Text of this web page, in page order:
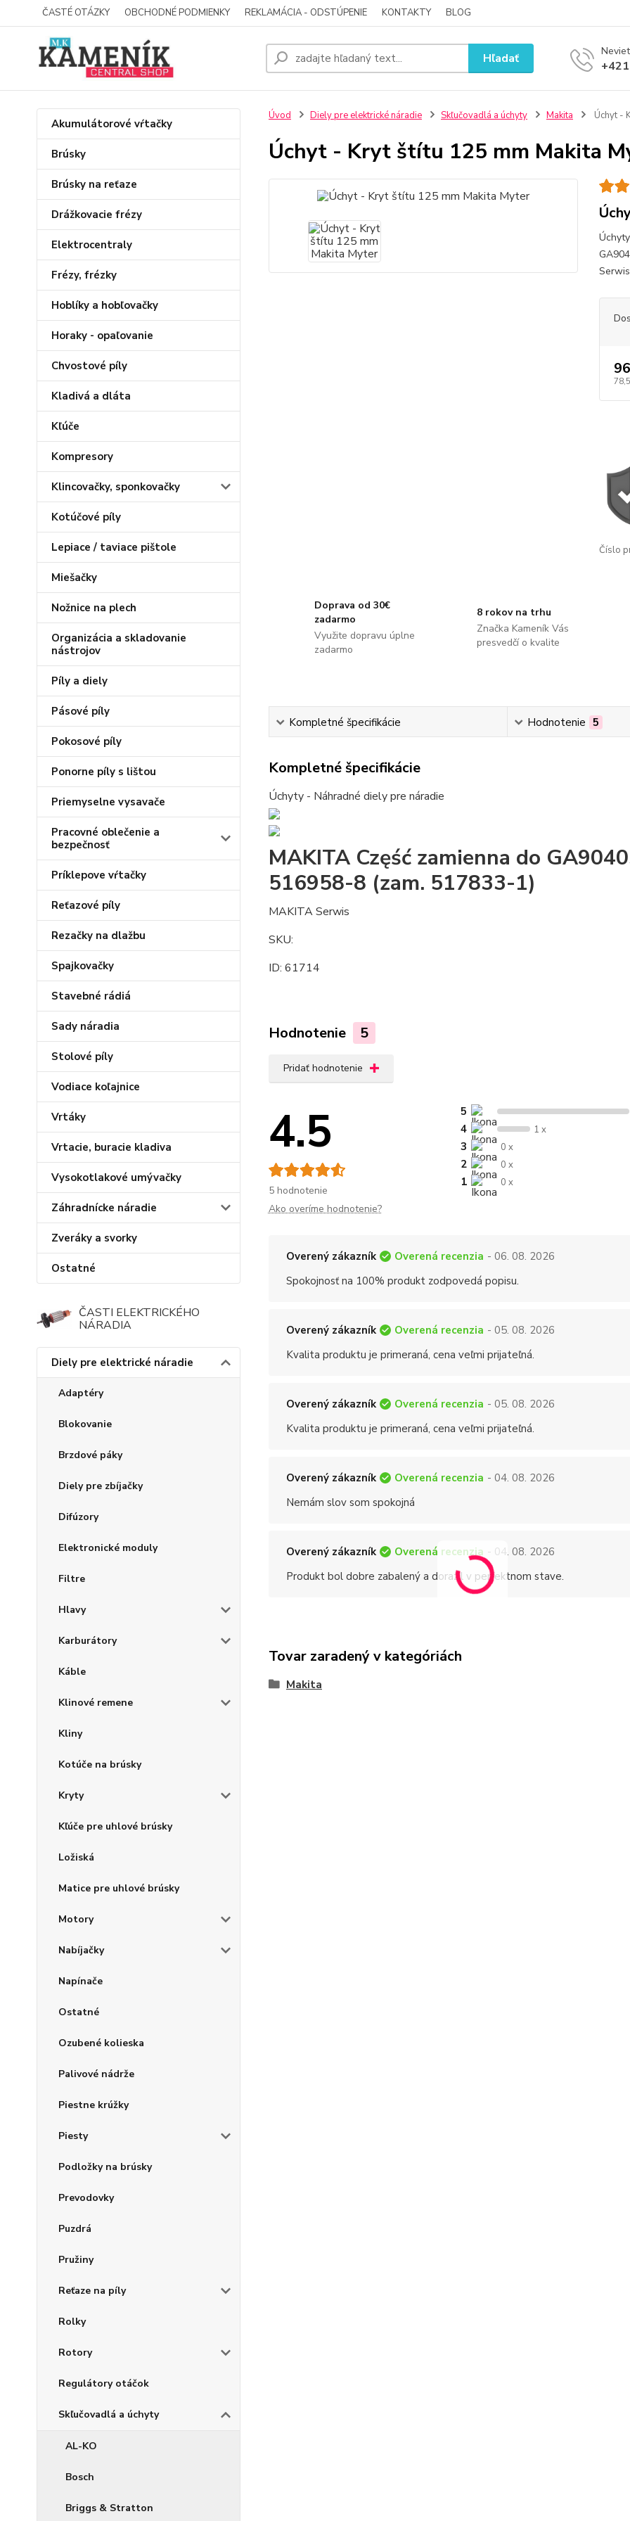
ČASTÉ OTÁZKY OBCHODNÉ PODMIENKY REKLAMÁCIA - ODSTÚPENIE KONTAKTY BLOG
Hľadať
Akumulátorové vŕtačky
Brúsky
Brúsky na reťaze
Drážkovacie frézy
Elektrocentraly
Frézy, frézky
Hoblíky a hobľovačky
Horaky - opaľovanie
Chvostové píly
Kladivá a dláta
Kľúče
Kompresory
Klincovačky, sponkovačky
Kotúčové píly
Lepiace / taviace pištole
Miešačky
Nožnice na plech
Organizácia a skladovanie
nástrojov
Píly a diely
Pásové píly
Pokosové píly
Ponorne píly s lištou
Priemyselne vysavače
Pracovné oblečenie a
bezpečnosť
Príklepove vŕtačky
Reťazové píly
Rezačky na dlažbu
Spajkovačky
Stavebné rádiá
Sady náradia
Stolové píly
Vodiace koľajnice
Vrtáky
Vrtacie, buracie kladiva
Vysokotlakové umývačky
Záhradnícke náradie
Zveráky a svorky
Ostatné
ČASTI ELEKTRICKÉHO
NÁRADIA
Diely pre elektrické náradie
Adaptéry
Blokovanie
Brzdové páky
Diely pre zbíjačky
Difúzory
Elektronické moduly
Filtre
Hlavy
Karburátory
Káble
Klinové remene
Kliny
Kotúče na brúsky
Kryty
Kľúče pre uhlové brúsky
Ložiská
Matice pre uhlové brúsky
Motory
Nabíjačky
Napínače
Ostatné
Ozubené kolieska
Palivové nádrže
Piestne krúžky
Piesty
Podložky na brúsky
Prevodovky
Puzdrá
Pružiny
Reťaze na píly
Rolky
Rotory
Regulátory otáčok
Skľučovadlá a úchyty
AL-KO
Bosch
Briggs & Stratton
Úvod Diely pre elektrické náradie Skľučovadlá a úchyty Makita Úchyt -
Úchyt - Kryt štítu 125 mm Makita
Číslo
Doprava od 30€
zadarmo
Využite dopravu úplne
zadarmo
8 rokov na trhu
Značka Kameník Vás
presvedčí o kvalite
Kompletné špecifikácie Hodnotenie 5
Kompletné špecifikácie
Úchyty - Náhradné diely pre náradie
MAKITA Część zamienna do
516958-8 (zam. 517833-1)
MAKITA Serwis
SKU:
ID: 61714
Hodnotenie 5
Pridať hodnotenie
4.5
5 hodnotenie
5
4
1 x
3 0 x
2 0 x
1 0 x
Ako overíme hodnotenie?
Overený zákazník Overená recenzia - 06. 08. 2026
Spokojnosť na 100% produkt zodpovedá popisu.
Overený zákazník Overená recenzia - 05. 08. 2026
Kvalita produktu je primeraná, cena veľmi prijateľná.
Overený zákazník Overená recenzia - 05. 08. 2026
Kvalita produktu je primeraná, cena veľmi prijateľná.
Overený zákazník Overená recenzia - 04. 08. 2026
Nemám slov som spokojná
Overený zákazník Overená recenzia - 04. 08. 2026
Produkt bol dobre zabalený a dorazil v perfektnom stave.
Tovar zaradený v kategóriách
Makita